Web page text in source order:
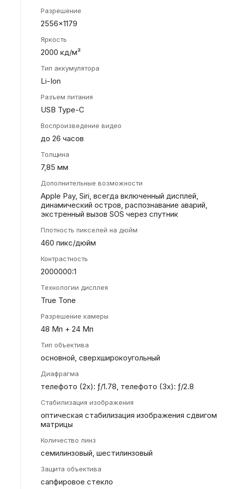
Разрешение
2556x1179
Яркость
2000 кд/м²
Тип аккумулятора
Li-Ion
Разъем питания
USB Type-C
Воспроизведение видео
до 26 часов
Толщина
7,85 мм
Дополнительные возможности
Apple Pay, Siri, всегда включенный дисплей,
динамический остров, распознавание аварий,
экстренный вызов SOS через спутник
Плотность пикселей на дюйм
460 пикс/дюйм
Контрастность
2000000:1
Технологии дисплея
True Tone
Разрешение камеры
48 Мп + 24 Мп
Тип объектива
основной, сверхширокоугольный
Диафрагма
телефото (2x): ƒ/1.78, телефото (3x): ƒ/2.8
Стабилизация изображения
оптическая стабилизация изображения сдвигом
матрицы
Количество линз
семилинзовый, шестилинзовый
Защита объектива
сапфировое стекло